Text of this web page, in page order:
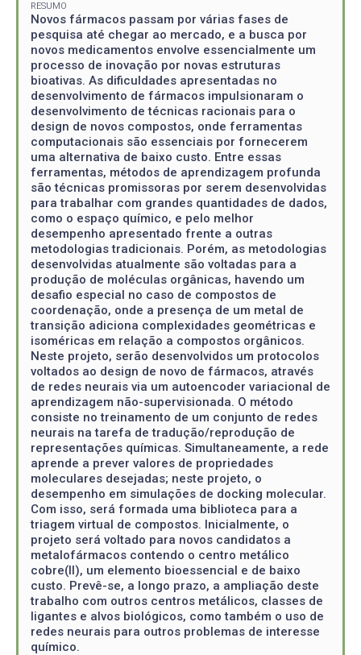
RESUMO
Novos fármacos passam por várias fases de
pesquisa até chegar ao mercado, e a busca por
novos medicamentos envolve essencialmente um
processo de inovação por novas estruturas
bioativas. As dificuldades apresentadas no
desenvolvimento de fármacos impulsionaram o
desenvolvimento de técnicas racionais para o
design de novos compostos, onde ferramentas
computacionais são essenciais por fornecerem
uma alternativa de baixo custo. Entre essas
ferramentas, métodos de aprendizagem profunda
são técnicas promissoras por serem desenvolvidas
para trabalhar com grandes quantidades de dados,
como o espaço químico, e pelo melhor
desempenho apresentado frente a outras
metodologias tradicionais. Porém, as metodologias
desenvolvidas atualmente são voltadas para a
produção de moléculas orgânicas, havendo um
desafio especial no caso de compostos de
coordenação, onde a presença de um metal de
transição adiciona complexidades geométricas e
isoméricas em relação a compostos orgânicos.
Neste projeto, serão desenvolvidos um protocolos
voltados ao design de novo de fármacos, através
de redes neurais via um autoencoder variacional de
aprendizagem não-supervisionada. O método
consiste no treinamento de um conjunto de redes
neurais na tarefa de tradução/reprodução de
representações químicas. Simultaneamente, a rede
aprende a prever valores de propriedades
moleculares desejadas; neste projeto, o
desempenho em simulações de docking molecular.
Com isso, será formada uma biblioteca para a
triagem virtual de compostos. Inicialmente, o
projeto será voltado para novos candidatos a
metalofármacos contendo o centro metálico
cobre(II), um elemento bioessencial e de baixo
custo. Prevê-se, a longo prazo, a ampliação deste
trabalho com outros centros metálicos, classes de
ligantes e alvos biológicos, como também o uso de
redes neurais para outros problemas de interesse
químico.